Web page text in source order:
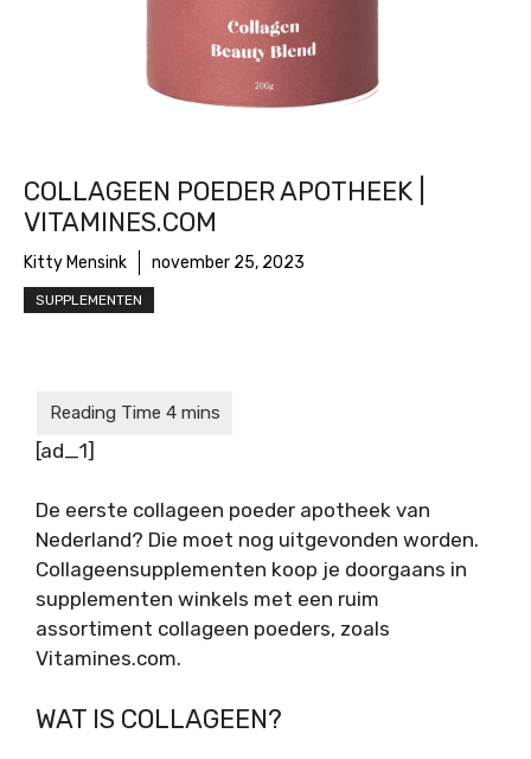
COLLAGEEN POEDER APOTHEEK |
VITAMINES.COM
Kitty Mensink november 25, 2023
SUPPLEMENTEN
[ad_1]
De eerste collageen poeder apotheek van
Nederland? Die moet nog uitgevonden worden.
Collageensupplementen koop je doorgaans in
supplementen winkels met een ruim
assortiment collageen poeders, zoals
Vitamines.com.
WAT IS COLLAGEEN?